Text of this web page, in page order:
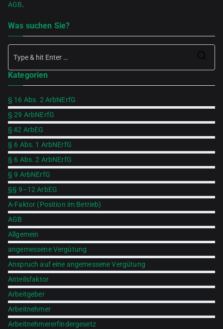
AGB.
Was suchen Sie?
Kategorien
§ 16 Abs. 2 ArbNErfG
§ 29 ArbNErfG
§ 42 ArbEG
§ 6 Abs. 1 ArbNErfG
§ 6 Abs. 2 ArbNErfG
§ 9 ArbNErfG
§§ 9–12 ArbEG
A-Faktor (Position im Betrieb)
AGB
Allgemein
angemessene Vergütung
Anspruch auf eine angemessene Vergütung
Anteilsfaktor
Arbeitgeber
Arbeitnehmer
Arbeitnehmererfindergesetz